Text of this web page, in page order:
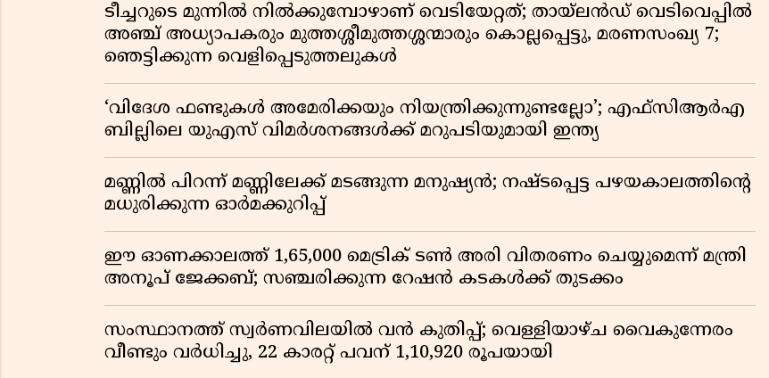
ടീച്ചറുടെ മുന്നിൽ നിൽക്കുമ്പോഴാണ് വെടിയേറ്റത്; തായ്‌ലൻഡ് വെടിവെപ്പിൽ
അഞ്ച് അധ്യാപകരും മുത്തശ്ശീമുത്തശ്ശന്മാരും കൊല്ലപ്പെട്ടു, മരണസംഖ്യ 7;
ഞെട്ടിക്കുന്ന വെളിപ്പെടുത്തലുകൾ
‘വിദേശ ഫണ്ടുകൾ അമേരിക്കയും നിയന്ത്രിക്കുന്നുണ്ടല്ലോ’; എഫ്സിആർഎ
ബില്ലിലെ യുഎസ് വിമർശനങ്ങൾക്ക് മറുപടിയുമായി ഇന്ത്യ
മണ്ണിൽ പിറന്ന് മണ്ണിലേക്ക് മടങ്ങുന്ന മനുഷ്യൻ; നഷ്ടപ്പെട്ട പഴയകാലത്തിൻ്റെ
മധുരിക്കുന്ന ഓർമക്കുറിപ്പ്
ഈ ഓണക്കാലത്ത് 1,65,000 മെട്രിക് ടൺ അരി വിതരണം ചെയ്യുമെന്ന് മന്ത്രി
അനൂപ് ജേക്കബ്; സഞ്ചരിക്കുന്ന റേഷൻ കടകൾക്ക് തുടക്കം
സംസ്ഥാനത്ത് സ്വർണവിലയിൽ വൻ കുതിപ്പ്; വെള്ളിയാഴ്ച വൈകുന്നേരം
വീണ്ടും വർധിച്ചു, 22 കാരറ്റ് പവന് 1,10,920 രൂപയായി